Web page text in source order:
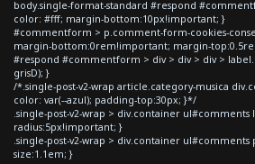
body.single-format-standard #respond
color: #fff; margin-bottom:10px!important; }
#commentform > p.comment-form-cookies-
margin-bottom:0rem!important; margin-
#respond #commentform > div > div > div >
grisD); }
/*.single-post-v2-wrap article.category-musica
color: var(--azul); padding-top:30px; }*/
.single-post-v2-wrap > div.container
radius:5px!important; }
.single-post-v2-wrap > div.container
size:1.1em; }